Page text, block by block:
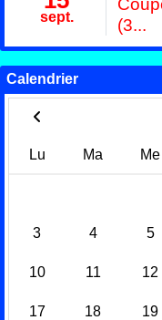
sept.
(3...
Calendrier
Lu Ma Me
3 4 5
10 11 12
17 18 19